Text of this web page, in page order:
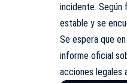
incidente. Según
estable y se
Se espera que
informe oficial
acciones legales